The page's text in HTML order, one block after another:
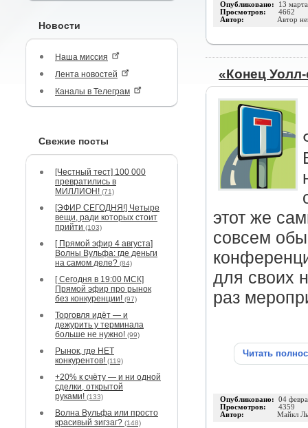
Новости
Наша миссия
Лента новостей
Каналы в Телеграм
Свежие посты
[Честный тест] 100 000
превратились в
МИЛЛИОН! (71)
[ЭФИР СЕГОДНЯ!] Четыре
вещи, ради которых стоит
прийти (103)
[ Прямой эфир 4 августа]
Волны Вульфа: где деньги
на самом деле? (84)
[ Сегодня в 19:00 МСК]
Прямой эфир про рынок
без конкуренции! (97)
Торговля идёт — и
дежурить у терминала
больше не нужно! (99)
Рынок, где НЕТ
конкурентов! (119)
+20% к счёту — и ни одной
сделки, открытой
руками! (133)
Волна Вульфа или просто
красивый зигзаг? (148)
Опубликовано: 13
Просмотров: 4662
Автор: Автор
«Конец Уолл-
этот же
совсем
для своих
раз
Читать
Опубликовано: 04
Просмотров: 4359
Автор: Майкл